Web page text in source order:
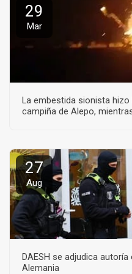
29
Mar
La embestida sionista
campiña de Alepo,
27
Aug
DAESH se adjudica
Alemania